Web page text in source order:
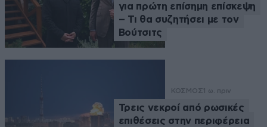
για πρώτη επίσημη επίσκεψη
– Τι θα συζητήσει με τον
Βούτσιτς
ΚΟΣΜΟΣ 1 ω. πριν
Τρεις νεκροί από ρωσικές
επιθέσεις στην περιφέρεια